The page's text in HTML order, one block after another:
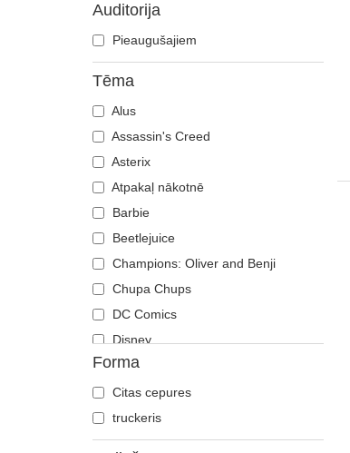
Auditorija
Pieaugušajiem
Tēma
Alus
Assassin's Creed
Asterix
Atpakaļ nākotnē
Barbie
Beetlejuice
Champions: Oliver and Benji
Chupa Chups
DC Comics
Disney
Dragon Ball
Es, ļaundaris
Fast & Furious
Gredzenu pavēlnieks
Forma
Citas cepures
truckeris